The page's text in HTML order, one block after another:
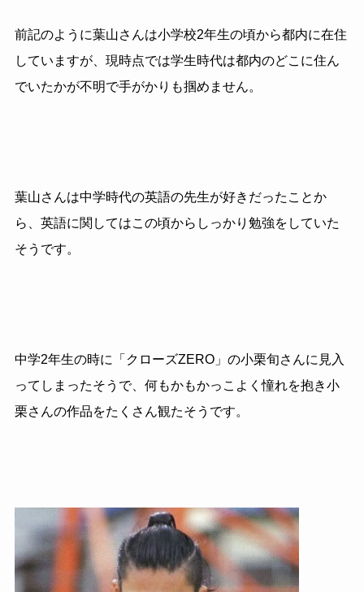
前記のように葉山さんは小学校2年生の頃から都内に在住
していますが、現時点では学生時代は都内のどこに住ん
でいたかが不明で手がかりも掴めません。
葉山さんは中学時代の英語の先生が好きだったことか
ら、英語に関してはこの頃からしっかり勉強をしていた
そうです。
中学2年生の時に「クローズZERO」の小栗旬さんに見入
ってしまったそうで、何もかもかっこよく憧れを抱き小
栗さんの作品をたくさん観たそうです。